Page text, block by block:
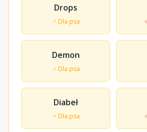
Drops
♂ Dla psa
Demon
♂ Dla psa
Diabeł
♂ Dla psa